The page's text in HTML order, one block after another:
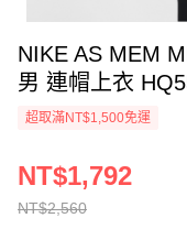
NIKE AS MEM
男 連帽上衣
超取滿NT$1,500免運
NT$2,560
NT$1,792